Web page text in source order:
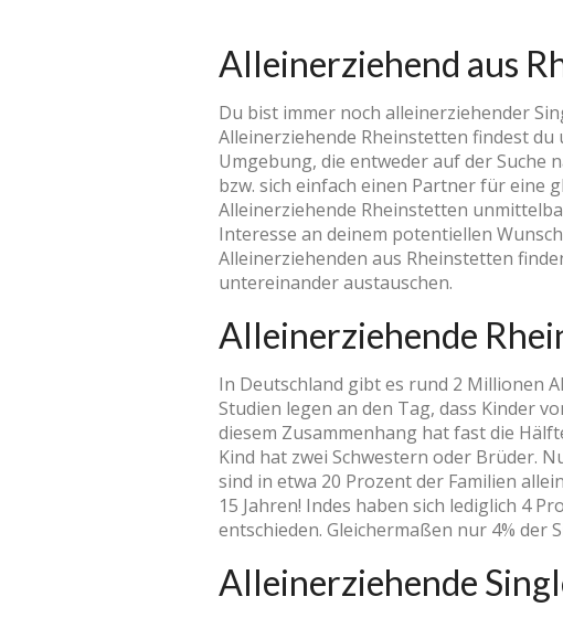
Alleinerziehend aus
Du bist immer noch alleinerziehender
Alleinerziehende Rheinstetten findest
Umgebung, die entweder auf der Suche
bzw. sich einfach einen Partner für eine
Alleinerziehende Rheinstetten
Interesse an deinem potentiellen
Alleinerziehenden aus Rheinstetten
untereinander austauschen.
Alleinerziehende
In Deutschland gibt es rund 2 Millionen
Studien legen an den Tag, dass Kinder
diesem Zusammenhang hat fast die
Kind hat zwei Schwestern oder Brüder.
sind in etwa 20 Prozent der Familien
15 Jahren! Indes haben sich lediglich 4
entschieden. Gleichermaßen nur 4% der
Alleinerziehende